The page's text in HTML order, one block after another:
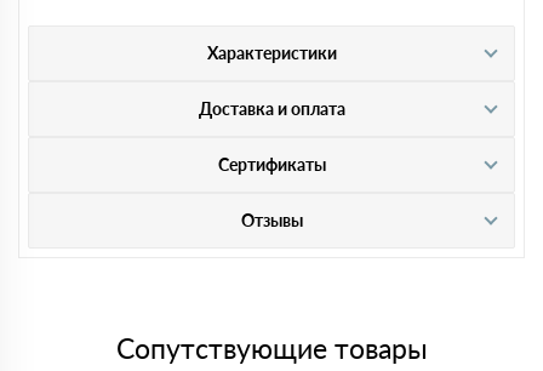
Характеристики
Доставка и оплата
Сертификаты
Отзывы
Сопутствующие товары